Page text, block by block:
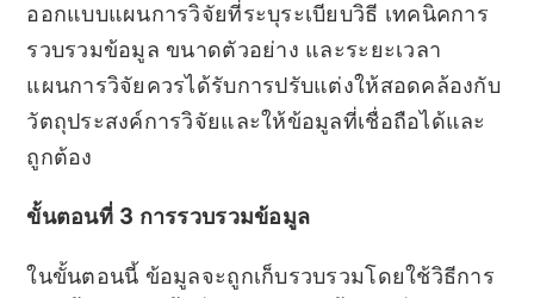
ออกแบบแผนการวิจัยที่ระบุระเบียบวิธี เทคนิคการ
รวบรวมข้อมูล ขนาดตัวอย่าง และระยะเวลา
แผนการวิจัยควรได้รับการปรับแต่งให้สอดคล้องกับ
วัตถุประสงค์การวิจัยและให้ข้อมูลที่เชื่อถือได้และ
ถูกต้อง
ขั้นตอนที่ 3 การรวบรวมข้อมูล
ในขั้นตอนนี้ ข้อมูลจะถูกเก็บรวบรวมโดยใช้วิธีการ